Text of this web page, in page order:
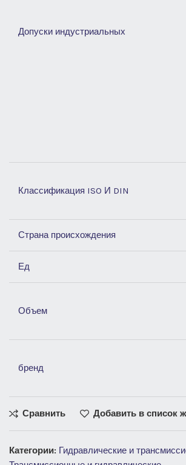
Допуски индустриальных
Классификация ISO И DIN
Страна происхождения
Ед
Объем
бренд
Сравнить Добавить в список
Категории: Гидравлические и